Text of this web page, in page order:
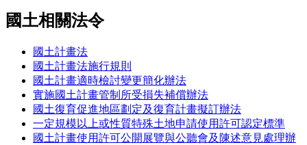
國土相關法令
國土計畫法
國土計畫法施行規則
國土計畫適時檢討變更簡化辦法
實施國土計畫管制所受損失補償辦法
國土復育促進地區劃定及復育計畫擬訂辦法
一定規模以上或性質特殊土地申請使用許可認定標準
國土計畫使用許可公開展覽與公聽會及陳述意見處理辦